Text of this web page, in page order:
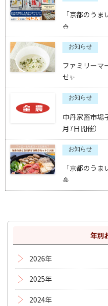
「京都のう
🍚
お知らせ
ファミリーマ
せ✨
お知らせ
中丹家畜市
月7日開催）
お知らせ
「京都のう
🎍
年別
2026年
2025年
2024年